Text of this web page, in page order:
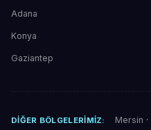
Adana
Konya
Gaziantep
DIĞER BÖLGELERIMIZ: Mersin ·